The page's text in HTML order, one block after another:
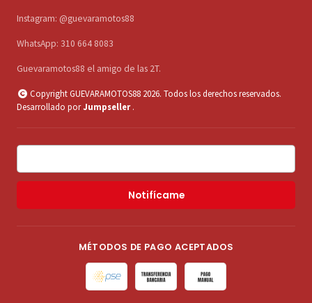
Instagram: @guevaramotos88
WhatsApp: 310 664 8083
Guevaramotos88 el amigo de las 2T.
Copyright GUEVARAMOTOS88 2026. Todos los derechos reservados.
Desarrollado porJumpseller .
Notifícame
MÉTODOS DE PAGO ACEPTADOS